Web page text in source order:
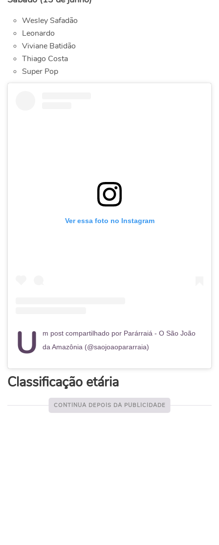
Wesley Safadão
Leonardo
Viviane Batidão
Thiago Costa
Super Pop
Ver essa foto no Instagram
Um post compartilhado por Parárraiá - O São João
da Amazônia (@saojoaopararraia)
Classificação etária